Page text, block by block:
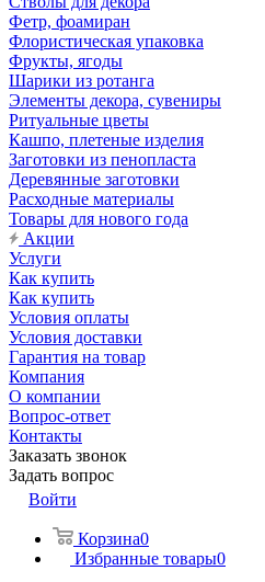
Фетр, фоамиран
Флористическая упаковка
Фрукты, ягоды
Шарики из ротанга
Элементы декора, сувениры
Ритуальные цветы
Кашпо, плетеные изделия
Заготовки из пенопласта
Деревянные заготовки
Расходные материалы
Товары для нового года
Акции
Услуги
Как купить
Как купить
Условия оплаты
Условия доставки
Гарантия на товар
Компания
О компании
Вопрос-ответ
Контакты
Заказать звонок
Задать вопрос
Войти
Корзина0
Избранные товары0